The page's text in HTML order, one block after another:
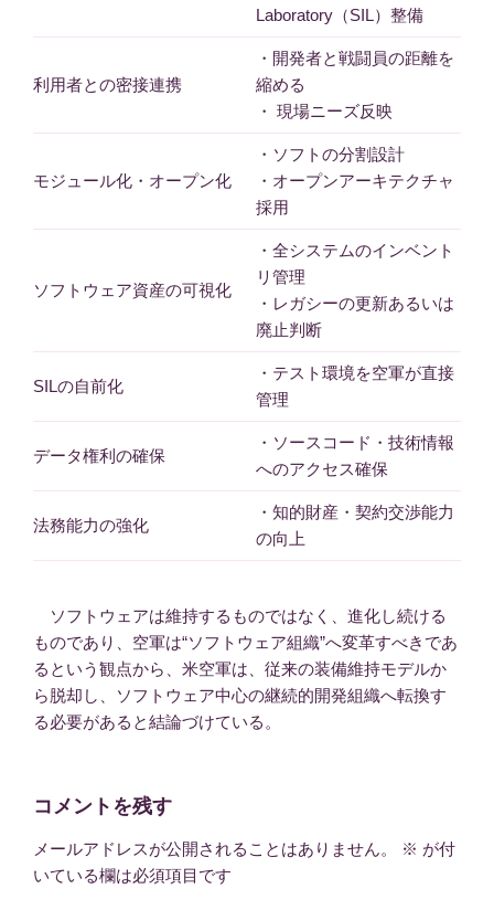
Laboratory（SIL）整備
利用者との密接連携
・開発者と戦闘員の距離を
縮める
・ 現場ニーズ反映
モジュール化・オープン化
・ソフトの分割設計
・オープンアーキテクチャ
採用
ソフトウェア資産の可視化
・全システムのインベント
リ管理
・レガシーの更新あるいは
廃止判断
SILの自前化
・テスト環境を空軍が直接
管理
データ権利の確保
・ソースコード・技術情報
へのアクセス確保
法務能力の強化
・知的財産・契約交渉能力
の向上
ソフトウェアは維持するものではなく、進化し続ける
ものであり、空軍は“ソフトウェア組織”へ変革すべきであ
るという観点から、米空軍は、従来の装備維持モデルか
ら脱却し、ソフトウェア中心の継続的開発組織へ転換す
る必要があると結論づけている。
コメントを残す
メールアドレスが公開されることはありません。 ※ が付
いている欄は必須項目です